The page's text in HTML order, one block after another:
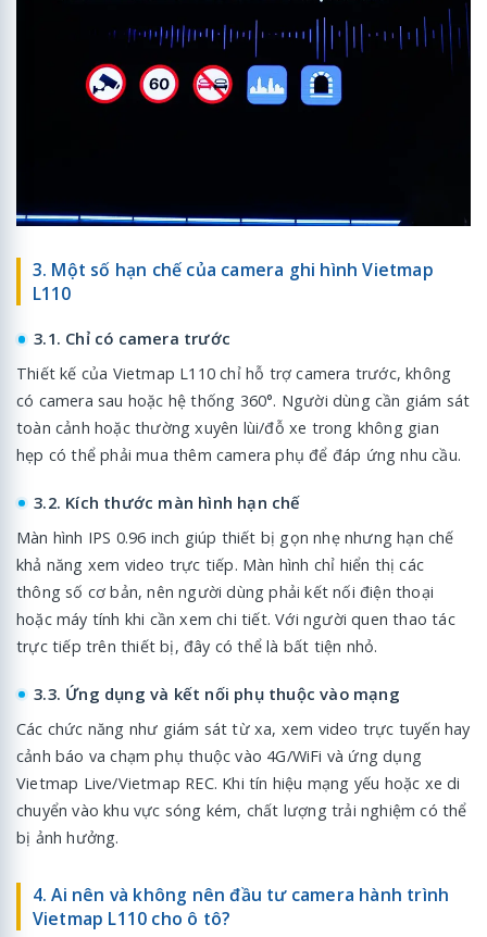
3. Một số hạn chế của camera ghi hình Vietmap
L110
3.1. Chỉ có camera trước
Thiết kế của Vietmap L110 chỉ hỗ trợ camera trước, không
có camera sau hoặc hệ thống 360°. Người dùng cần giám sát
toàn cảnh hoặc thường xuyên lùi/đỗ xe trong không gian
hẹp có thể phải mua thêm camera phụ để đáp ứng nhu cầu.
3.2. Kích thước màn hình hạn chế
Màn hình IPS 0.96 inch giúp thiết bị gọn nhẹ nhưng hạn chế
khả năng xem video trực tiếp. Màn hình chỉ hiển thị các
thông số cơ bản, nên người dùng phải kết nối điện thoại
hoặc máy tính khi cần xem chi tiết. Với người quen thao tác
trực tiếp trên thiết bị, đây có thể là bất tiện nhỏ.
3.3. Ứng dụng và kết nối phụ thuộc vào mạng
Các chức năng như giám sát từ xa, xem video trực tuyến hay
cảnh báo va chạm phụ thuộc vào 4G/WiFi và ứng dụng
Vietmap Live/Vietmap REC. Khi tín hiệu mạng yếu hoặc xe di
chuyển vào khu vực sóng kém, chất lượng trải nghiệm có thể
bị ảnh hưởng.
4. Ai nên và không nên đầu tư camera hành trình
Vietmap L110 cho ô tô?